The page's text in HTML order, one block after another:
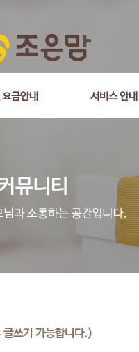
금안내 서비스 안내
글쓰기 가능합니다.)